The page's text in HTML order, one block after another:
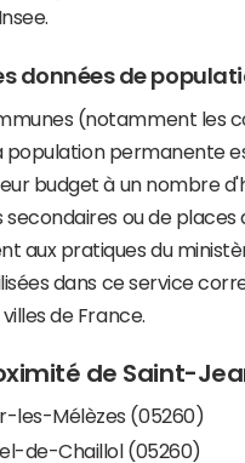
données de
(notamment les
population permanente
budget à un nombre
secondaires ou de
aux pratiques du
dans ce service
de France.
de Saint-
les-Mélèzes (05260)
de-Chaillol (05260)